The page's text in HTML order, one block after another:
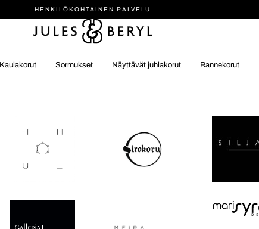
HENKILÖ­KOHTAINEN PALVELU
Kaulakorut Sormukset Näyttävät juhlakorut Rannekorut